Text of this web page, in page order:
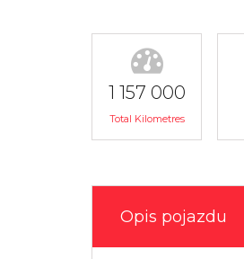
1 157 000
Total Kilometres
Opis pojazdu